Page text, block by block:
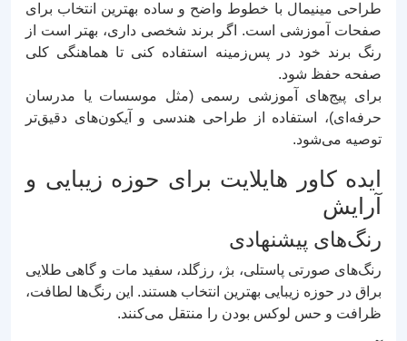
طراحی مینیمال با خطوط واضح و ساده بهترین انتخاب برای
صفحات آموزشی است. اگر برند شخصی داری، بهتر است از
رنگ برند خود در پس‌زمینه استفاده کنی تا هماهنگی کلی
صفحه حفظ شود.
برای پیج‌های آموزشی رسمی (مثل موسسات یا مدرسان
حرفه‌ای)، استفاده از طراحی هندسی و آیکون‌های دقیق‌تر
توصیه می‌شود.
ایده کاور هایلایت برای حوزه زیبایی و
آرایش
رنگ‌های پیشنهادی
رنگ‌های صورتی پاستلی، بژ، رزگلد، سفید مات و گاهی طلایی
براق در حوزه زیبایی بهترین انتخاب هستند. این رنگ‌ها لطافت،
ظرافت و حس لوکس بودن را منتقل می‌کنند.